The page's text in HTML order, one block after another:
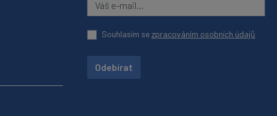
Souhlasím sezpracováním osobních údajů
Odebírat